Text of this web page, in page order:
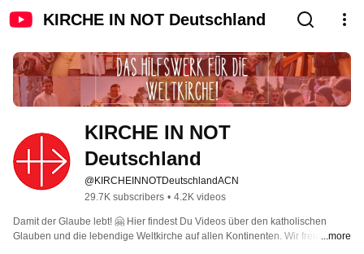
KIRCHE IN NOT Deutschland
KIRCHE IN NOT
Deutschland
@KIRCHEINNOTDeutschlandACN
29.7K subscribers • 4.2K videos
Damit der Glaube lebt! 🤗 Hier findest Du Videos über den katholischen
Glauben und die lebendige Weltkirche auf allen Kontinenten. Wir freuen uns
...more